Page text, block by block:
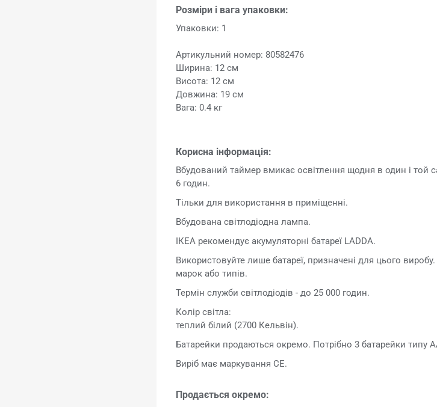
Розміри і вага упаковки:
Упаковки: 1
Артикульний номер: 80582476
Ширина: 12 см
Висота: 12 см
Довжина: 19 см
Вага: 0.4 кг
Корисна інформація:
Вбудований таймер вмикає освітлення щодня в один і той
6 годин.
Тільки для використання в приміщенні.
Вбудована світлодіодна лампа.
ІКЕА рекомендує акумуляторні батареї LADDA.
Використовуйте лише батареї, призначені для цього
марок або типів.
Термін служби світлодіодів - до 25 000 годин.
Колір світла:
теплий білий (2700 Кельвін).
Батарейки продаються окремо. Потрібно 3 батарейки типу
Виріб має маркування CE.
Продається окремо: